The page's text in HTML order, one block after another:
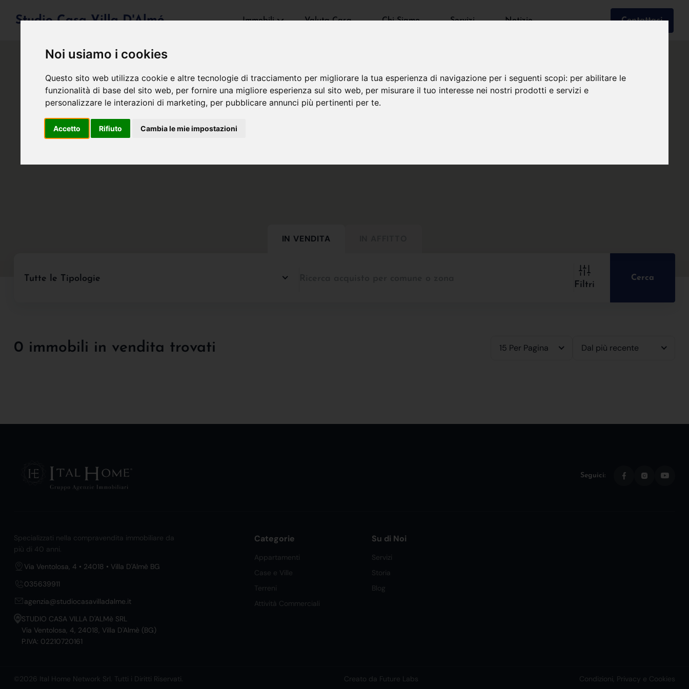
Noi usiamo i cookies
Questo sito web utilizza cookie e altre tecnologie di tracciamento per migliorare la tua esperienza di navigazione per i seguenti scopi: per abilitare le
funzionalità di base del sito web, per fornire una migliore esperienza sul sito web, per misurare il tuo interesse nei nostri prodotti e servizi e
personalizzare le interazioni di marketing, per pubblicare annunci più pertinenti per te.
Accetto Rifiuto Cambia le mie impostazioni
Studio Casa Villa D'Almé Immobili Valuta Casa Chi Siamo Servizi Notizie Contattaci
IN VENDITA
Tutte le Tipologie
Filtri
Cerca
0 immobili in vendita trovati 15 Per Pagina Dal più recente
Seguici:
Specializzati nella compravendita immobiliare da
più di 40 anni.
Via Ventolosa, 4 • 24018 • Villa D'Almè BG
035639911
agenzia@studiocasavilladalme.it
STUDIO CASA VILLA D'ALMè SRL
Via Ventolosa, 4, 24018, Villa D'Almè (BG)
P.IVA: 02210720161
Categorie
Appartamenti
Case e Ville
Terreni
Attività Commerciali
Su di Noi
Servizi
Storia
Blog
©2026 Ital Home Network Srl. Tutti i Diritti Riservati. Creato da Future Labs Condizioni, Privacy e Cookies